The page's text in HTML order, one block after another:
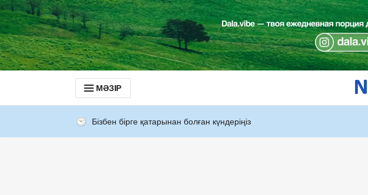
МӘЗІР
Бізбен бірге қатарынан болған күндеріңіз